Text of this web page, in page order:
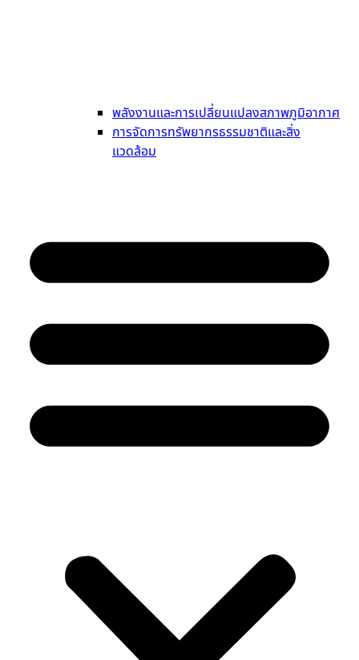
พลังงานและการเปลี่ยนแปลงสภาพภูมิอากาศ
การจัดการทรัพยากรธรรมชาติและสิ่ง
แวดล้อม